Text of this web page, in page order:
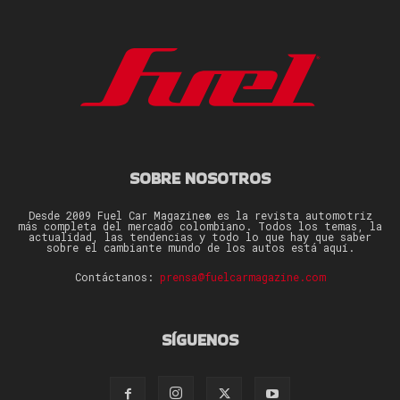
SOBRE NOSOTROS
Desde 2009 Fuel Car Magazine® es la revista automotriz
más completa del mercado colombiano. Todos los temas, la
actualidad, las tendencias y todo lo que hay que saber
sobre el cambiante mundo de los autos está aquí.
Contáctanos: prensa@fuelcarmagazine.com
SÍGUENOS